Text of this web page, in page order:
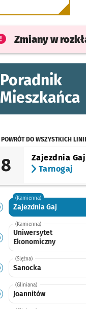
Zmiany w
Poradnik
Mieszkańca
POWRÓT DO WSZYSTKICH LINII
8
Zajezdnia Gaj
Tarnogaj
(Kamienna)
Zajezdnia Gaj
(Kamienna)
Uniwersytet
Ekonomiczny
(Ślężna)
Sanocka
(Gliniana)
Joannitów